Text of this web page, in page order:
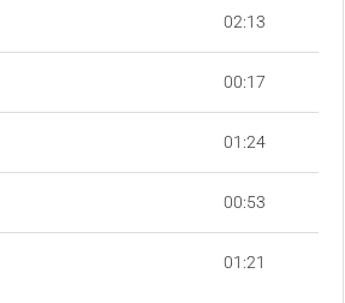
02:13
00:17
01:24
00:53
01:21